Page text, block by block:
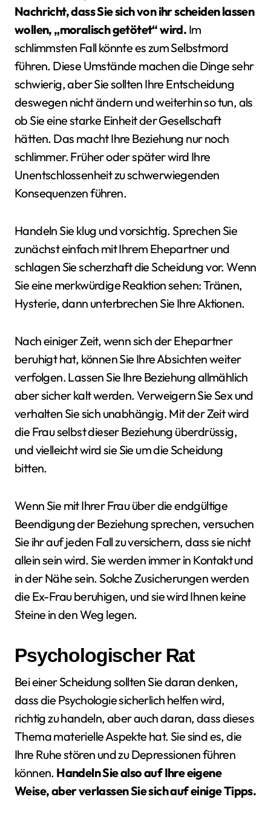
Nachricht, dass Sie sich von ihr scheiden lassen
wollen, „moralisch getötet“ wird. Im
schlimmsten Fall könnte es zum Selbstmord
führen. Diese Umstände machen die Dinge sehr
schwierig, aber Sie sollten Ihre Entscheidung
deswegen nicht ändern und weiterhin so tun, als
ob Sie eine starke Einheit der Gesellschaft
hätten. Das macht Ihre Beziehung nur noch
schlimmer. Früher oder später wird Ihre
Unentschlossenheit zu schwerwiegenden
Konsequenzen führen.
Handeln Sie klug und vorsichtig. Sprechen Sie
zunächst einfach mit Ihrem Ehepartner und
schlagen Sie scherzhaft die Scheidung vor. Wenn
Sie eine merkwürdige Reaktion sehen: Tränen,
Hysterie, dann unterbrechen Sie Ihre Aktionen.
Nach einiger Zeit, wenn sich der Ehepartner
beruhigt hat, können Sie Ihre Absichten weiter
verfolgen. Lassen Sie Ihre Beziehung allmählich
aber sicher kalt werden. Verweigern Sie Sex und
verhalten Sie sich unabhängig. Mit der Zeit wird
die Frau selbst dieser Beziehung überdrüssig,
und vielleicht wird sie Sie um die Scheidung
bitten.
Wenn Sie mit Ihrer Frau über die endgültige
Beendigung der Beziehung sprechen, versuchen
Sie ihr auf jeden Fall zu versichern, dass sie nicht
allein sein wird. Sie werden immer in Kontakt und
in der Nähe sein. Solche Zusicherungen werden
die Ex-Frau beruhigen, und sie wird Ihnen keine
Steine in den Weg legen.
Psychologischer Rat
Bei einer Scheidung sollten Sie daran denken,
dass die Psychologie sicherlich helfen wird,
richtig zu handeln, aber auch daran, dass dieses
Thema materielle Aspekte hat. Sie sind es, die
Ihre Ruhe stören und zu Depressionen führen
können. Handeln Sie also auf Ihre eigene
Weise, aber verlassen Sie sich auf einige Tipps.